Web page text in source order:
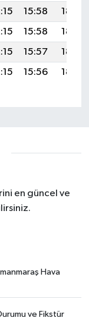
15:58
18:59
15:58
18:58
15:57
18:56
15:56 18:55
en güncel ve
Hava
ve Fikstür